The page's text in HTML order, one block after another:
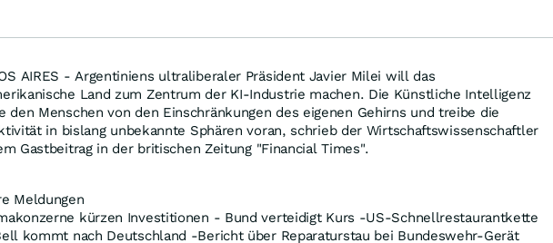
AIRES - Argentiniens ultraliberaler Präsident Javier Milei will das
Land zum Zentrum der KI-Industrie machen. Die Künstliche Intelligenz
den Menschen von den Einschränkungen des eigenen Gehirns und treibe die
in bislang unbekannte Sphären voran, schrieb der Wirtschaftswissenschaftler
Gastbeitrag in der britischen Zeitung "Financial Times".
Meldungen
kürzen Investitionen - Bund verteidigt Kurs -US-Schnellrestaurantkette
kommt nach Deutschland -Bericht über Reparaturstau bei Bundeswehr-Gerät